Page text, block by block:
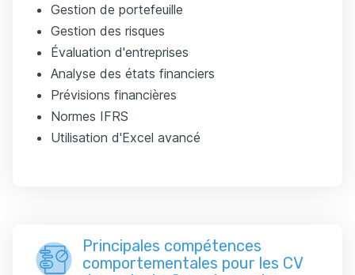
Gestion de portefeuille
Gestion des risques
Évaluation d'entreprises
Analyse des états financiers
Prévisions financières
Normes IFRS
Utilisation d'Excel avancé
Principales compétences
comportementales pour les CV